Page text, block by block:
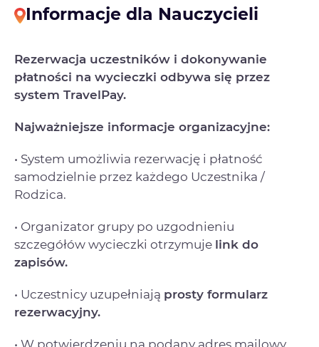
Informacje dla Nauczycieli
Rezerwacja uczestników i dokonywanie
płatności na wycieczki odbywa się przez
system TravelPay.
Najważniejsze informacje organizacyjne:
• System umożliwia rezerwację i płatność
samodzielnie przez każdego Uczestnika /
Rodzica.
• Organizator grupy po uzgodnieniu
szczegółów wycieczki otrzymuje link do
zapisów.
• Uczestnicy uzupełniają prosty formularz
rezerwacyjny.